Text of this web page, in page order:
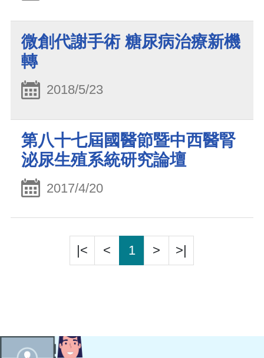
微創代謝手術 糖尿病治療新機
轉
2018/5/23
第八十七屆國醫節暨中西醫腎
泌尿生殖系統研究論壇
2017/4/20
|< < 1 > >|